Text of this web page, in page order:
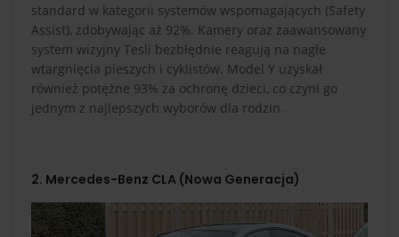
standard w kategorii systemów wspomagających (Safety
Assist), zdobywając aż 92%. Kamery oraz zaawansowany
system wizyjny Tesli bezbłędnie reagują na nagłe
wtargnięcia pieszych i cyklistów. Model Y uzyskał
również potężne 93% za ochronę dzieci, co czyni go
jednym z najlepszych wyborów dla rodzin.
2. Mercedes-Benz CLA (Nowa Generacja)